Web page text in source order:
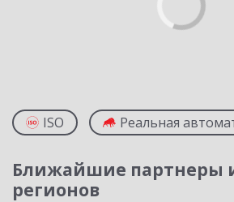
ISO Реальная
Ближайшие партнеры
регионов